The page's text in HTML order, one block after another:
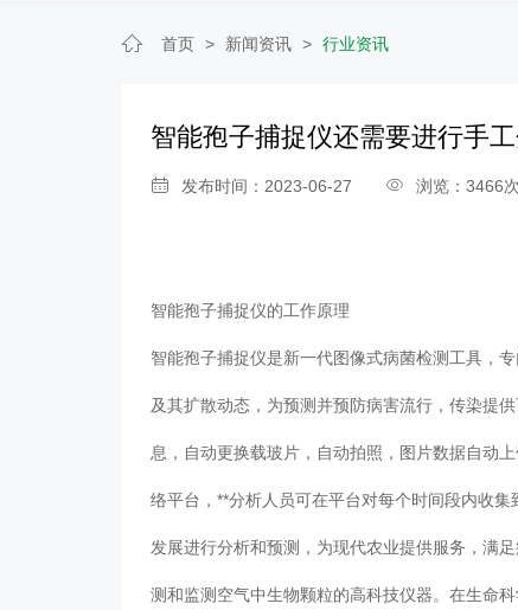
首页 > 新闻资讯 > 行业资讯
智能孢子捕捉仪还需要进行手
发布时间：2023-06-27 浏览：3466次
智能孢子捕捉仪的工作原理
智能孢子捕捉仪是新一代图像式病菌检测工具，
及其扩散动态，为预测并预防病害流行，传染提
息，自动更换载玻片，自动拍照，图片数据自动
络平台，**分析人员可在平台对每个时间段内收
发展进行分析和预测，为现代农业提供服务，满
测和监测空气中生物颗粒的高科技仪器。在生命